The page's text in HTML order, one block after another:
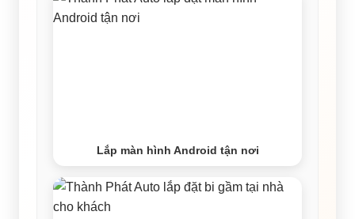
Lắp màn hình Android tận nơi